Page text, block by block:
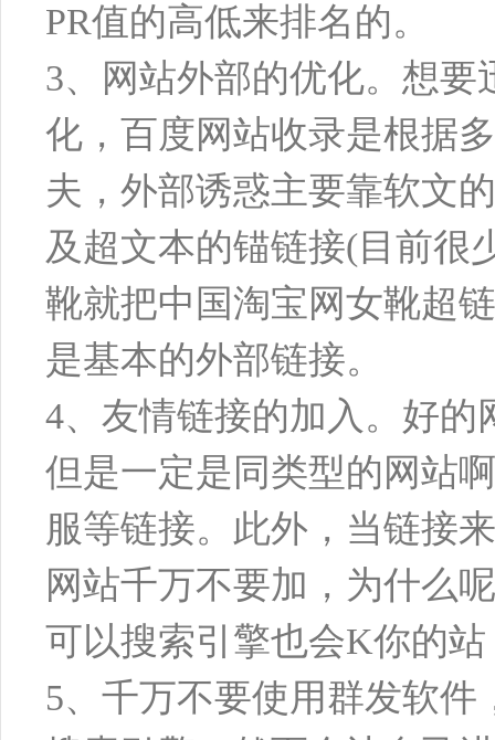
PR值的高低来排名的。
3、网站外部的优化。想
化，百度网站收录是根据
夫，外部诱惑主要靠软文
及超文本的锚链接(目前很
靴就把中国淘宝网女靴超
是基本的外部链接。
4、友情链接的加入。好
但是一定是同类型的网站
服等链接。此外，当链接
网站千万不要加，为什么
可以搜索引擎也会K你的
5、千万不要使用群发软